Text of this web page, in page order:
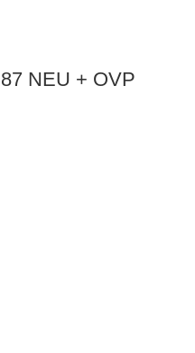
NEU + OVP